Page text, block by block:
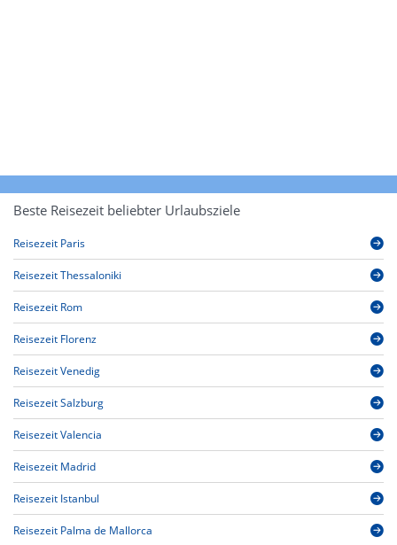
Beste Reisezeit beliebter Urlaubsziele
Reisezeit Paris
Reisezeit Thessaloniki
Reisezeit Rom
Reisezeit Florenz
Reisezeit Venedig
Reisezeit Salzburg
Reisezeit Valencia
Reisezeit Madrid
Reisezeit Istanbul
Reisezeit Palma de Mallorca